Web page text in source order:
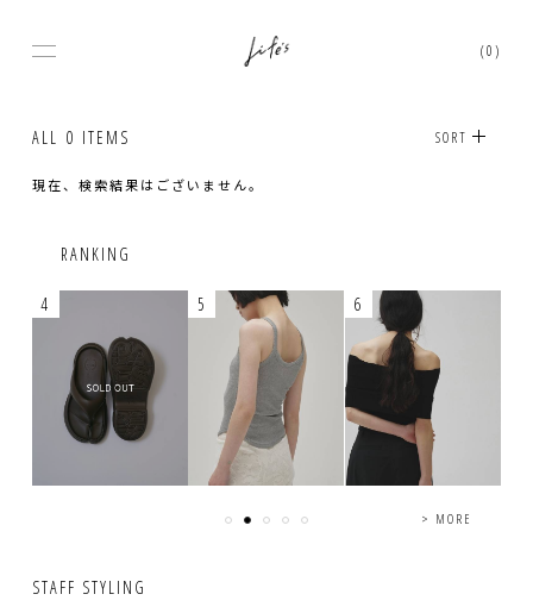
(0)
ALL 0 ITEMS SORT
現在、検索結果はございません。
RANKING
4 5 6
> MORE
STAFF STYLING